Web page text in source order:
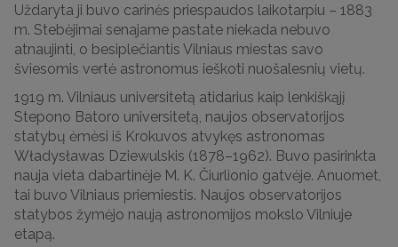
Uždaryta ji buvo carinės priespaudos laikotarpiu – 1883
m. Stebėjimai senajame pastate niekada nebuvo
atnaujinti, o besiplečiantis Vilniaus miestas savo
šviesomis vertė astronomus ieškoti nuošalesnių vietų.
1919 m. Vilniaus universitetą atidarius kaip lenkiškąjį
Stepono Batoro universitetą, naujos observatorijos
statybų ėmėsi iš Krokuvos atvykęs astronomas
Władysławas Dziewulskis (1878–1962). Buvo pasirinkta
nauja vieta dabartinėje M. K. Čiurlionio gatvėje. Anuomet,
tai buvo Vilniaus priemiestis. Naujos observatorijos
statybos žymėjo naują astronomijos mokslo Vilniuje
etapą.